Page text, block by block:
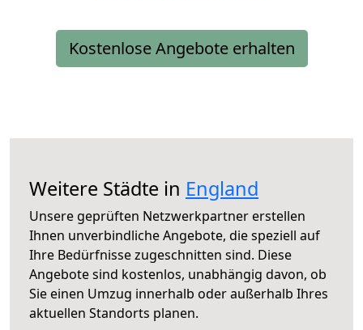
Kostenlose Angebote erhalten
Weitere Städte in England
Unsere geprüften Netzwerkpartner erstellen
Ihnen unverbindliche Angebote, die speziell auf
Ihre Bedürfnisse zugeschnitten sind. Diese
Angebote sind kostenlos, unabhängig davon, ob
Sie einen Umzug innerhalb oder außerhalb Ihres
aktuellen Standorts planen.